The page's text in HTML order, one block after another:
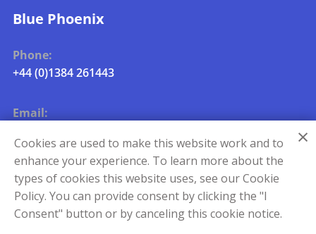
Blue Phoenix
Phone:
+44 (0)1384 261443
Email:
Cookies are used to make this website work and to
enhance your experience. To learn more about the
types of cookies this website uses, see our Cookie
Policy. You can provide consent by clicking the "I
Consent" button or by canceling this cookie notice.